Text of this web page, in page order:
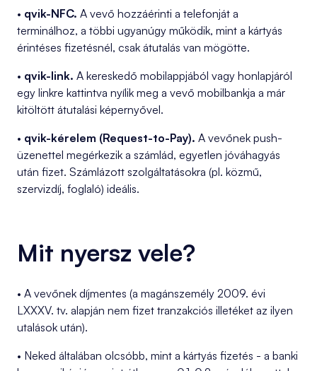
• qvik-NFC. A vevő hozzáérinti a telefonját a
terminálhoz, a többi ugyanúgy működik, mint a kártyás
érintéses fizetésnél, csak átutalás van mögötte.
• qvik-link. A kereskedő mobilappjából vagy honlapjáról
egy linkre kattintva nyílik meg a vevő mobilbankja a már
kitöltött átutalási képernyővel.
• qvik-kérelem (Request-to-Pay). A vevőnek push-
üzenettel megérkezik a számlád, egyetlen jóváhagyás
után fizet. Számlázott szolgáltatásokra (pl. közmű,
szervizdíj, foglaló) ideális.
Mit nyersz vele?
• A vevőnek díjmentes (a magánszemély 2009. évi
LXXXV. tv. alapján nem fizet tranzakciós illetéket az ilyen
utalások után).
• Neked általában olcsóbb, mint a kártyás fizetés - a banki